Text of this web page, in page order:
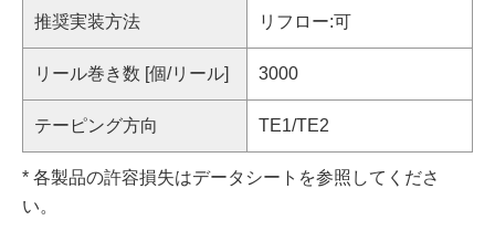
推奨実装方法 リフロー:可
リール巻き数 [個/リール] 3000
テーピング方向 TE1/TE2
* 各製品の許容損失はデータシートを参照してくださ
い。